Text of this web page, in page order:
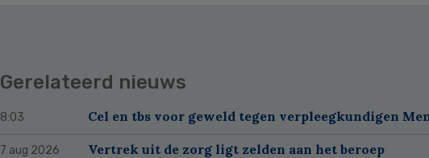
Gerelateerd nieuws
8:03 Cel en tbs voor geweld tegen verpleegkundigen
7 aug 2026 Vertrek uit de zorg ligt zelden aan het beroep